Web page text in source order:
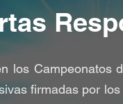
los Campeonatos
firmadas por